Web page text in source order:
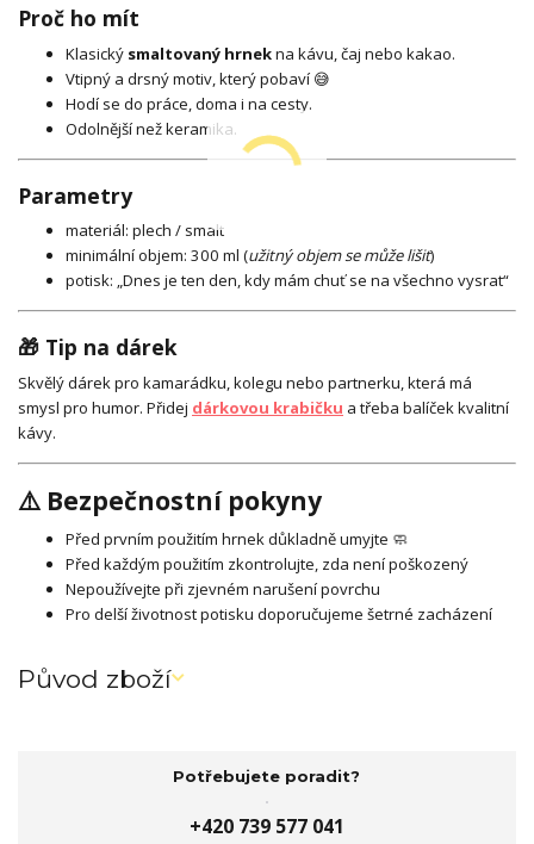
Proč ho mít
Klasický smaltovaný hrnekna kávu, čaj nebo kakao.
Vtipný a drsný motiv, který pobaví 😅
Hodí se do práce, doma i na cesty.
Odolnější než keramika.
Parametry
materiál: plech / smalt
minimální objem: 300 ml (užitný objem se může lišit)
potisk: „Dnes je ten den, kdy mám chuť se na všechno vysrat“
🎁 Tip na dárek
Skvělý dárek pro kamarádku, kolegu nebo partnerku, která má
smysl pro humor. Přidej dárkovou krabičku a třeba balíček kvalitní
kávy.
⚠️ Bezpečnostní pokyny
Před prvním použitím hrnek důkladně umyjte 🧼
Před každým použitím zkontrolujte, zda není poškozený
Nepoužívejte při zjevném narušení povrchu
Pro delší životnost potisku doporučujeme šetrné zacházení
Původ zboží
Potřebujete poradit?
+420 739 577 041